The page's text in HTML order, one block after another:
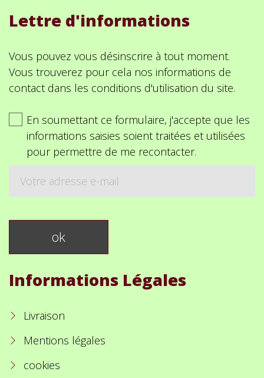
Lettre d'informations
Vous pouvez vous désinscrire à tout moment.
Vous trouverez pour cela nos informations de
contact dans les conditions d'utilisation du site.
En soumettant ce formulaire, j'accepte que les
informations saisies soient traitées et utilisées
pour permettre de me recontacter.
Informations Légales
Livraison
Mentions légales
cookies